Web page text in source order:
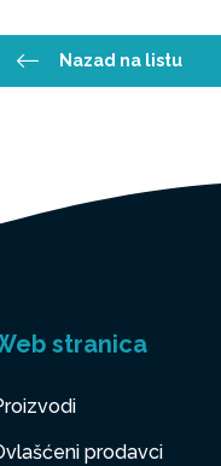
Nazad na listu
stranica
prodavci